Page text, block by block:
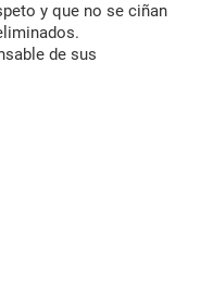
y que no se ciñan
de sus